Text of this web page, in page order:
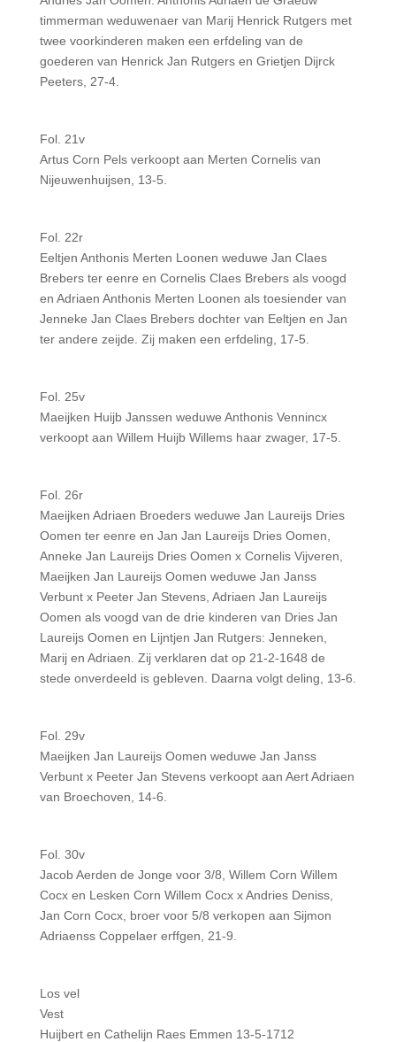
timmerman weduwenaer van Marij Henrick Rutgers met
twee voorkinderen maken een erfdeling van de
goederen van Henrick Jan Rutgers en Grietjen Dijrck
Peeters, 27-4.
Fol. 21v
Artus Corn Pels verkoopt aan Merten Cornelis van
Nijeuwenhuijsen, 13-5.
Fol. 22r
Eeltjen Anthonis Merten Loonen weduwe Jan Claes
Brebers ter eenre en Cornelis Claes Brebers als voogd
en Adriaen Anthonis Merten Loonen als toesiender van
Jenneke Jan Claes Brebers dochter van Eeltjen en Jan
ter andere zeijde. Zij maken een erfdeling, 17-5.
Fol. 25v
Maeijken Huijb Janssen weduwe Anthonis Vennincx
verkoopt aan Willem Huijb Willems haar zwager, 17-5.
Fol. 26r
Maeijken Adriaen Broeders weduwe Jan Laureijs Dries
Oomen ter eenre en Jan Jan Laureijs Dries Oomen,
Anneke Jan Laureijs Dries Oomen x Cornelis Vijveren,
Maeijken Jan Laureijs Oomen weduwe Jan Janss
Verbunt x Peeter Jan Stevens, Adriaen Jan Laureijs
Oomen als voogd van de drie kinderen van Dries Jan
Laureijs Oomen en Lijntjen Jan Rutgers: Jenneken,
Marij en Adriaen. Zij verklaren dat op 21-2-1648 de
stede onverdeeld is gebleven. Daarna volgt deling, 13-6.
Fol. 29v
Maeijken Jan Laureijs Oomen weduwe Jan Janss
Verbunt x Peeter Jan Stevens verkoopt aan Aert Adriaen
van Broechoven, 14-6.
Fol. 30v
Jacob Aerden de Jonge voor 3/8, Willem Corn Willem
Cocx en Lesken Corn Willem Cocx x Andries Deniss,
Jan Corn Cocx, broer voor 5/8 verkopen aan Sijmon
Adriaenss Coppelaer erffgen, 21-9.
Los vel
Vest
Huijbert en Cathelijn Raes Emmen 13-5-1712